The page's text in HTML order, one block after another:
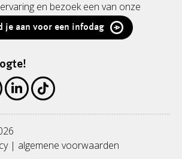
en bezoek een van onze
je aan voor een infodag
| algemene voorwaarden